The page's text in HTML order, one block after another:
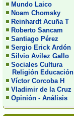
Mundo Laico
Noam Chomsky
Reinhardt Acuña T
Roberto Sancam
Santiago Pérez
Sergio Erick Ardón
Silvio Avilez Gallo
Sociales Cultura
Religión Educación
Víctor Corcoba H
Vladimir de la Cruz
Opinión - Análisis